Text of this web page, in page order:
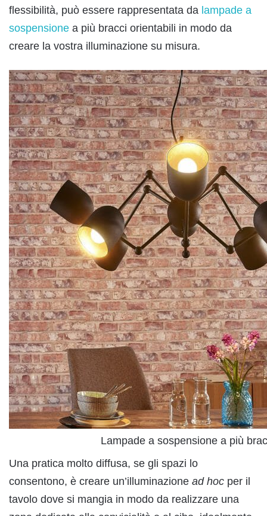
flessibilità, può essere rappresentata da lampade a
sospensione a più bracci orientabili in modo da
creare la vostra illuminazione su misura.
Lampade a sospensione a più
Una pratica molto diffusa, se gli spazi lo
consentono, è creare un’illuminazione ad hoc per il
tavolo dove si mangia in modo da realizzare una